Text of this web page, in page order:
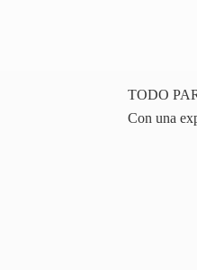
TODO
Con una